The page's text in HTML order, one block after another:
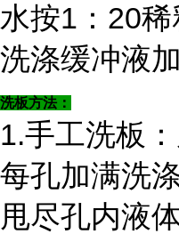
水按1：20
洗涤缓冲液
洗板方法：
1.手工洗板
每孔加满洗
甩尽孔内液